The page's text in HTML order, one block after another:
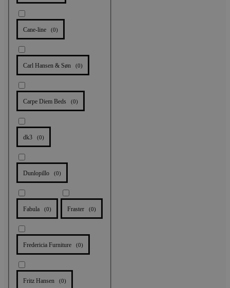
Cane-line (0)
Carl Hansen & Søn (0)
Carpe Diem Beds (0)
dk3 (0)
Dunlopillo (0)
Fabula (0) Fraster (0)
Fredericia Furniture (0)
Fritz Hansen (0)